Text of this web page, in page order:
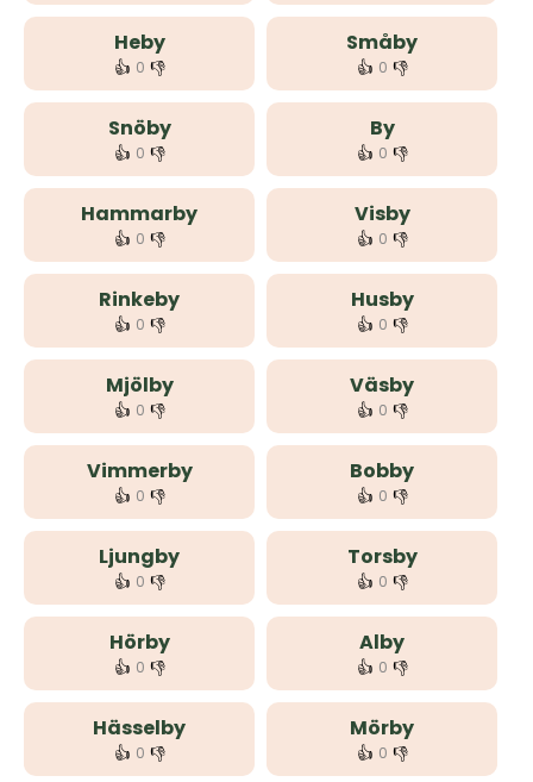
Heby
👍 0 👎
Småby
👍 0 👎
Snöby
👍 0 👎
By
👍 0 👎
Hammarby
👍 0 👎
Visby
👍 0 👎
Rinkeby
👍 0 👎
Husby
👍 0 👎
Mjölby
👍 0 👎
Väsby
👍 0 👎
Vimmerby
👍 0 👎
Bobby
👍 0 👎
Ljungby
👍 0 👎
Torsby
👍 0 👎
Hörby
👍 0 👎
Alby
👍 0 👎
Hässelby
👍 0 👎
Mörby
👍 0 👎